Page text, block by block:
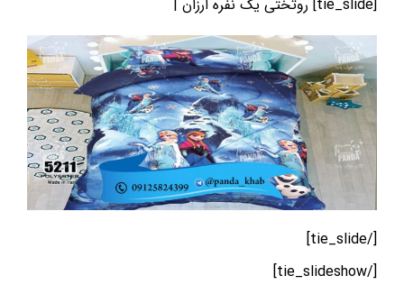
[tie_slide] روتختی یک نفره ارزان |
[/tie_slide]
[/tie_slideshow]